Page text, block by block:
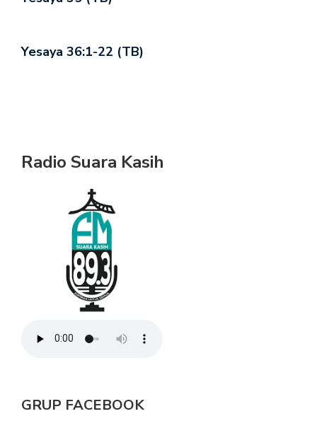
Yesaya 36:1-22 (TB)
Radio Suara Kasih
GRUP FACEBOOK